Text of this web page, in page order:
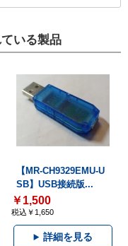
いる製品
【MR-CH9329EMU-U
SB】USB接続版...
￥1,500
税込￥1,650
詳細を見る